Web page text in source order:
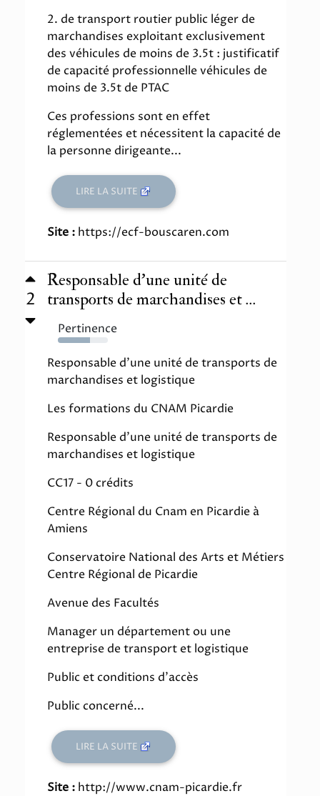
2. de transport routier public léger de
marchandises exploitant exclusivement
des véhicules de moins de 3.5t : justificatif
de capacité professionnelle véhicules de
moins de 3.5t de PTAC
Ces professions sont en effet
réglementées et nécessitent la capacité de
la personne dirigeante...
LIRE LA SUITE
Site : https://ecf-bouscaren.com
2
Responsable d'une unité de
transports de marchandises et ...
Pertinence
64%
Responsable d'une unité de transports de
marchandises et logistique
Les formations du CNAM Picardie
Responsable d'une unité de transports de
marchandises et logistique
CC17 - 0 crédits
Centre Régional du Cnam en Picardie à
Amiens
Conservatoire National des Arts et Métiers
Centre Régional de Picardie
Avenue des Facultés
Manager un département ou une
entreprise de transport et logistique
Public et conditions d'accès
Public concerné...
LIRE LA SUITE
Site : http://www.cnam-picardie.fr